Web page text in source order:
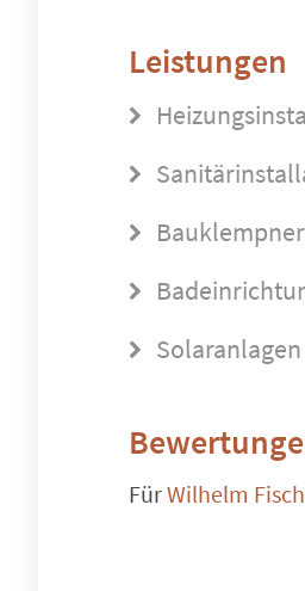
Leistungen
Solaranlagen
FürWilhelm